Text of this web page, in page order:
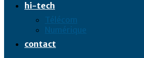
hi-tech
Télécom
Numérique
contact